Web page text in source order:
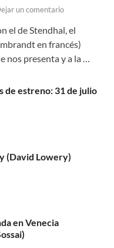
un comentario
el de Stendhal, el
en francés)
nos presenta y a la …
de estreno: 31 de julio
(David Lowery)
en Venecia